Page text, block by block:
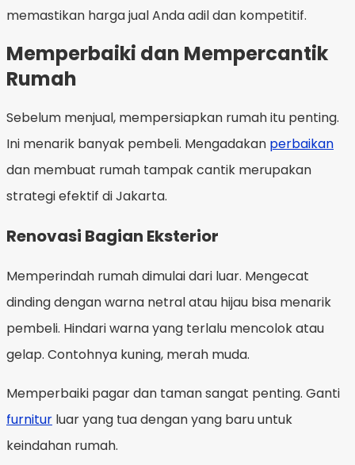
memastikan harga jual Anda adil dan kompetitif.
Memperbaiki dan Mempercantik
Rumah
Sebelum menjual, mempersiapkan rumah itu penting.
Ini menarik banyak pembeli. Mengadakan perbaikan
dan membuat rumah tampak cantik merupakan
strategi efektif di Jakarta.
Renovasi Bagian Eksterior
Memperindah rumah dimulai dari luar. Mengecat
dinding dengan warna netral atau hijau bisa menarik
pembeli. Hindari warna yang terlalu mencolok atau
gelap. Contohnya kuning, merah muda.
Memperbaiki pagar dan taman sangat penting. Ganti
furnitur luar yang tua dengan yang baru untuk
keindahan rumah.